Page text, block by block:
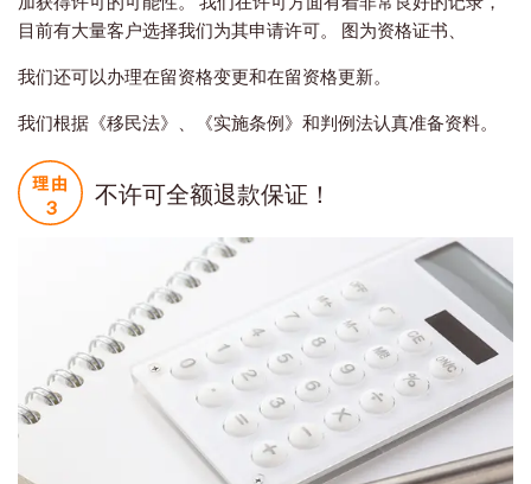
目前有大量客户选择我们为其申请许可。 图为资格证书、
我们还可以办理在留资格变更和在留资格更新。
我们根据《移民法》、《实施条例》和判例法认真准备资料。
不许可全额退款保证！